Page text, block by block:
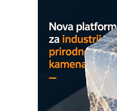
MAREX - Lim i